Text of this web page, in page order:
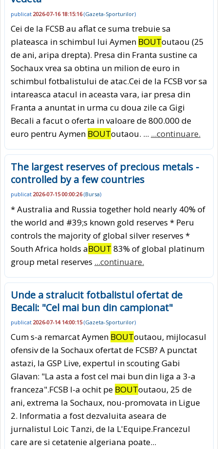
publicat 2026-07-16 18:15:16(Gazeta-Sporturilor)
Cei de la FCSB au aflat ce suma trebuie sa
plateasca in schimbul lui Aymen BOUToutaou (25
de ani, aripa drepta). Presa din Franta sustine ca
Sochaux vrea sa obtina un milion de euro in
schimbul fotbalistului de atac.Cei de la FCSB vor sa
intareasca atacul in aceasta vara, iar presa din
Franta a anuntat in urma cu doua zile ca Gigi
Becali a facut o oferta in valoare de 800.000 de
euro pentru Aymen BOUToutaou. ... ...continuare.
The largest reserves of precious metals -
controlled by a few countries
publicat 2026-07-15 00:00:26(Bursa)
* Australia and Russia together hold nearly 40% of
the world and #39;s known gold reserves * Peru
controls the majority of global silver reserves *
South Africa holds aBOUT 83% of global platinum
group metal reserves ...continuare.
Unde a stralucit fotbalistul ofertat de
Becali: "Cel mai bun din campionat"
publicat 2026-07-14 14:00:15(Gazeta-Sporturilor)
Cum s-a remarcat Aymen BOUToutaou, mijlocasul
ofensiv de la Sochaux ofertat de FCSB? A punctat
astazi, la GSP Live, expertul in scouting Gabi
Glavan: "La asta a fost cel mai bun din liga a 3-a
franceza".FCSB l-a ochit pe BOUToutaou, 25 de
ani, extrema la Sochaux, nou-promovata in Ligue
2. Informatia a fost dezvaluita aseara de
jurnalistul Loic Tanzi, de la L'Equipe.Francezul
care are si cetatenie algeriana poate...